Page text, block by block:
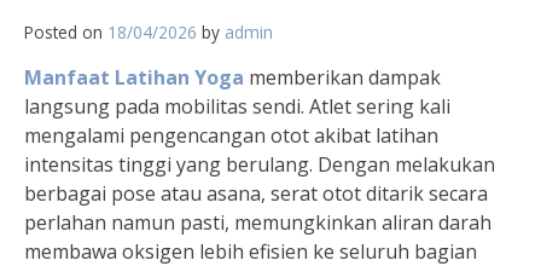
Posted on 18/04/2026 by admin
Manfaat Latihan Yoga memberikan dampak
langsung pada mobilitas sendi. Atlet sering kali
mengalami pengencangan otot akibat latihan
intensitas tinggi yang berulang. Dengan melakukan
berbagai pose atau asana, serat otot ditarik secara
perlahan namun pasti, memungkinkan aliran darah
membawa oksigen lebih efisien ke seluruh bagian